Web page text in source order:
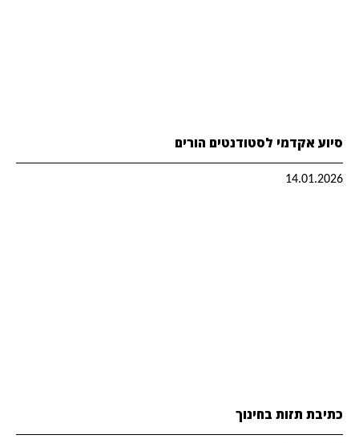
סיוע אקדמי לסטודנטים הורים
14.01.2026
כתיבת תזות בחינוך